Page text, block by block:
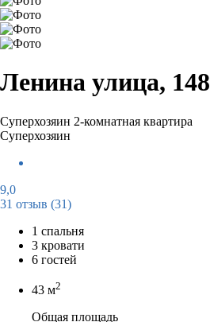
Ленина улица, 148
Суперхозяин 2-комнатная квартира
Суперхозяин
9,0
31 отзыв (31)
1 спальня
3 кровати
6 гостей
43 м2
Общая площадь